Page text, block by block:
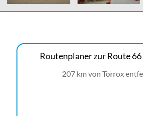
Routenplaner zur Route 66
207 km von Torrox